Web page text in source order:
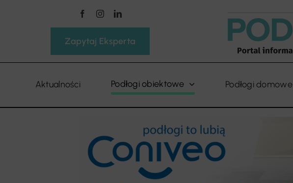
Zapytaj Eksperta
Aktualności Podłogi obiektowe Podłogi domowe